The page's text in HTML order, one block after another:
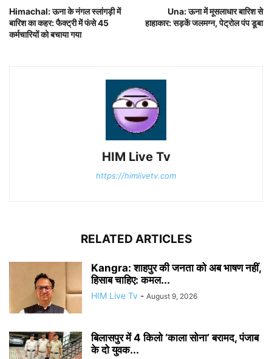
Himachal: ऊना के नंगल स्लांगड़ी में
बारिश का कहर: फैक्ट्री में फंसे 45
कर्मचारियों को बचाया गया
Una: ऊना में मूसलाधार बारिश से
हाहाकार: सड़कें जलमग्न, पेट्रोल पंप डूबा
HIM Live Tv
https://himlivetv.com
RELATED ARTICLES
Kangra: शाहपुर की जनता को अब भाषण नहीं,
हिसाब चाहिए: कमल...
HIM Live Tv - August 9, 2026
बिलासपुर में 4 किलो ‘काला सोना’ बरामद, पंजाब
के दो युवक...